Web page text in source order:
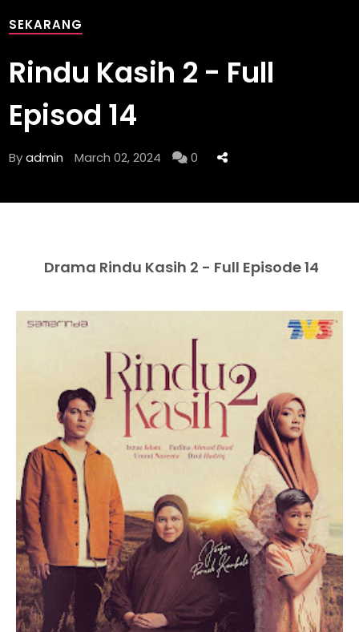
SEKARANG
Rindu Kasih 2 - Full
Episod 14
Byadmin March 02, 2024 0
Drama Rindu Kasih 2 - Full Episode 14